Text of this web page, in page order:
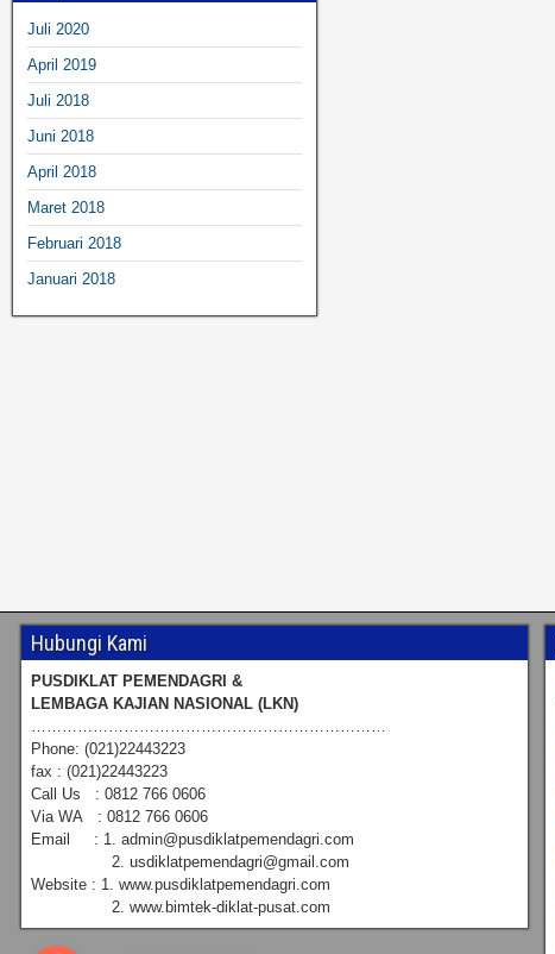
Juli 2020
April 2019
Juli 2018
Juni 2018
April 2018
Maret 2018
Februari 2018
Januari 2018
Hubungi Kami
PUSDIKLAT PEMENDAGRI &
LEMBAGA KAJIAN NASIONAL (LKN)
Phone: (021)22443223
fax : (021)22443223
Call Us : 0812 766 0606
Via WA : 0812 766 0606
Email : 1. admin@pusdiklatpemendagri.com
2. usdiklatpemendagri@gmail.com
Website : 1. www.pusdiklatpemendagri.com
2. www.bimtek-diklat-pusat.com